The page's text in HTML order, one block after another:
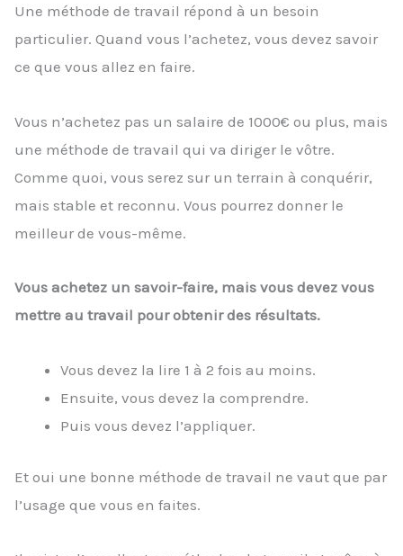
Une méthode de travail répond à un besoin
particulier. Quand vous l’achetez, vous devez savoir
ce que vous allez en faire.
Vous n’achetez pas un salaire de 1000€ ou plus, mais
une méthode de travail qui va diriger le vôtre.
Comme quoi, vous serez sur un terrain à conquérir,
mais stable et reconnu. Vous pourrez donner le
meilleur de vous-même.
Vous achetez un savoir-faire, mais vous devez vous
mettre au travail pour obtenir des résultats.
Vous devez la lire 1 à 2 fois au moins.
Ensuite, vous devez la comprendre.
Puis vous devez l’appliquer.
Et oui une bonne méthode de travail ne vaut que par
l’usage que vous en faites.